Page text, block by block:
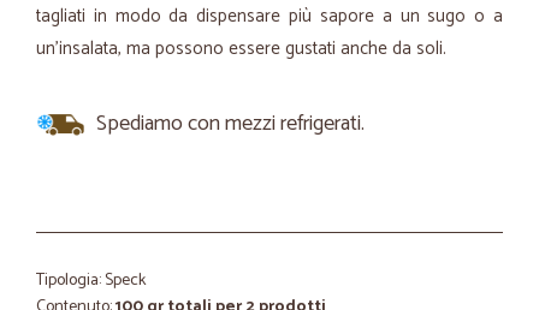
tagliati in modo da dispensare più sapore a un sugo o a
un'insalata, ma possono essere gustati anche da soli.
Spediamo con mezzi refrigerati.
Tipologia: Speck